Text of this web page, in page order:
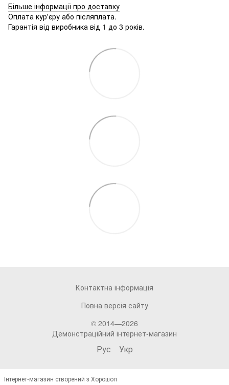
Більше інформації про доставку
Оплата кур'єру або післяплата.
Гарантія від виробника від 1 до 3 років.
Контактна інформація
Повна версія сайту
© 2014—2026
Демонстраційний інтернет-магазин
Рус Укр
Інтернет-магазин створений з Хорошоп